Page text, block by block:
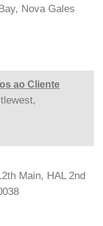
Nova Gales
ao Cliente
Main, HAL 2nd